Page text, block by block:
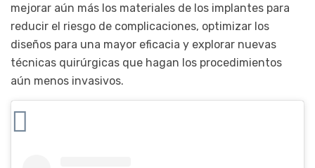
mejorar aún más los materiales de los implantes para
reducir el riesgo de complicaciones, optimizar los
diseños para una mayor eficacia y explorar nuevas
técnicas quirúrgicas que hagan los procedimientos
aún menos invasivos.